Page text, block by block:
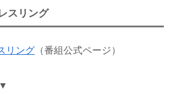
スリング
リング （番組公式ページ）